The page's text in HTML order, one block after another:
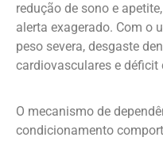
redução de sono e
alerta exagerado. Com o
peso severa, desgaste
cardiovasculares e déficit
O mecanismo de
condicionamento